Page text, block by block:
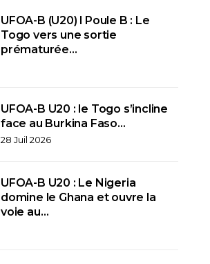
UFOA-B (U20) l Poule B : Le
Togo vers une sortie
prématurée…
UFOA-B U20 : le Togo s’incline
face au Burkina Faso…
28 Juil 2026
UFOA-B U20 : Le Nigeria
domine le Ghana et ouvre la
voie au…